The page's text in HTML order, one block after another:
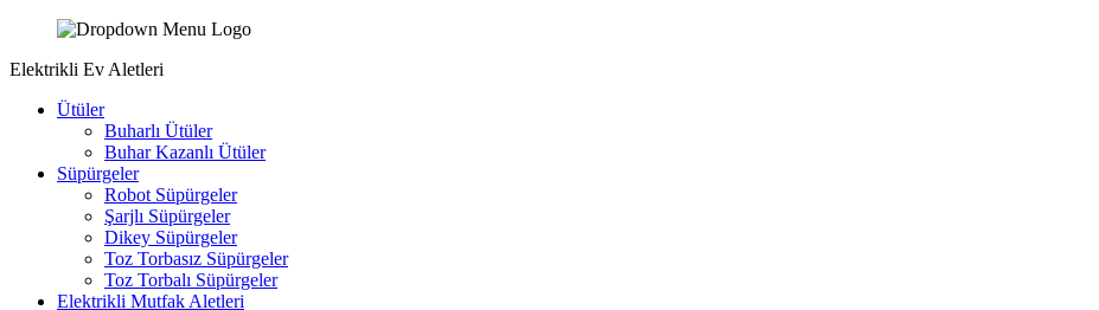
Elektrikli Ev Aletleri
Ütüler
Buharlı Ütüler
Buhar Kazanlı Ütüler
Süpürgeler
Robot Süpürgeler
Şarjlı Süpürgeler
Dikey Süpürgeler
Toz Torbasız Süpürgeler
Toz Torbalı Süpürgeler
Elektrikli Mutfak Aletleri